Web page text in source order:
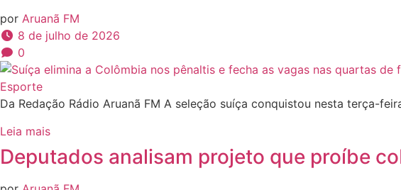
por Aruanã FM
8 de julho de 2026
0
Esporte
Da Redação Rádio Aruanã FM A seleção suíça conquistou nesta terça-
Leia mais
Deputados analisam projeto que proíbe